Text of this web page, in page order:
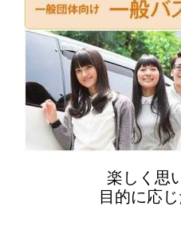
楽しく思
目的に応じ